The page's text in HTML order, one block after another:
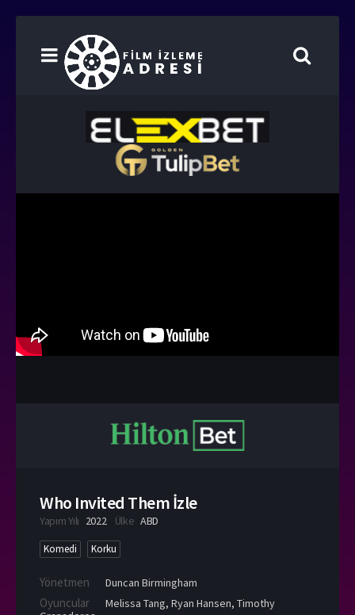
Who Invited Them İzle
Yapım Yılı 2022 Ülke ABD
Komedi Korku
Yönetmen Duncan Birmingham
Oyuncular Melissa Tang, Ryan Hansen, Timothy